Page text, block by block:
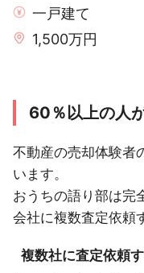
一戸建て
1,500万円
60％以上の人
不動産の売却体験者
います。
おうちの語り部は完
会社に複数査定依頼
複数社に査定依頼